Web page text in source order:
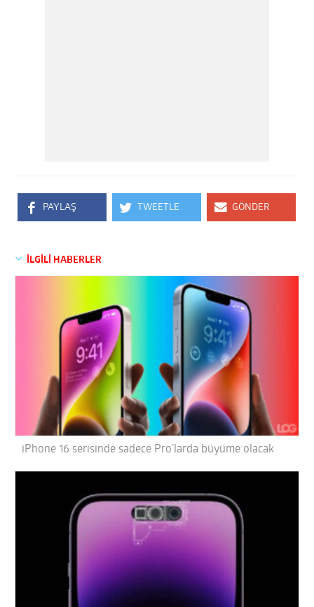
PAYLAŞ TWEETLE GÖNDER
İLGİLİ HABERLER
iPhone 16 serisinde sadece Pro’larda büyüme olacak